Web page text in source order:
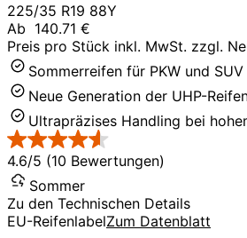
225/35 R19 88Y
Ab 140.71 €
Preis pro Stück inkl. MwSt. zzgl.
Sommerreifen für PKW und SUV
Neue Generation der UHP-
Ultrapräzises Handling bei
4.6/5 (10 Bewertungen)
Sommer
Zu den Technischen Details
EU-ReifenlabelZum Datenblatt